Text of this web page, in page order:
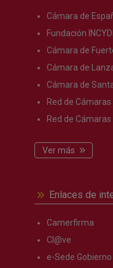
Cámara de
Fundación
Cámara de
Cámara de
Cámara de
Red de
Red de
Ver más
Enlaces de
Camerfirma
Cl@ve
e-Sede